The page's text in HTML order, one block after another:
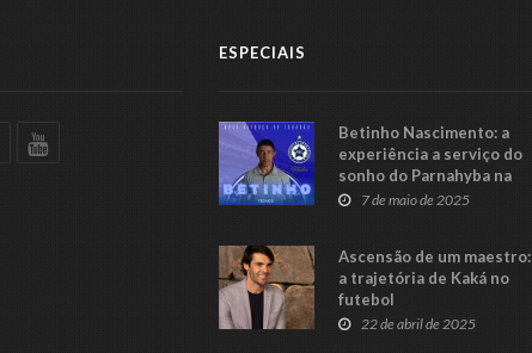
ESPECIAIS
Betinho Nascimento: a
experiência a serviço do
sonho do Parnahyba na
Série C
7 de maio de 2025
Ascensão de um maestro:
a trajetória de Kaká no
futebol
22 de abril de 2025